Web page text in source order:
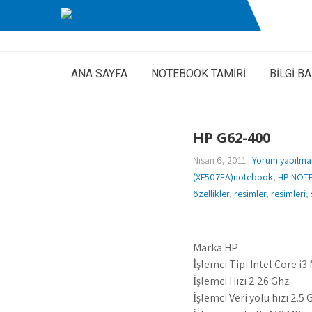
ANA SAYFA NOTEBOOK TAMİRİ BİLGİ
HP G62-400
Nisan 6, 2011 | Yorum
(XF507EA)notebook, HP
özellikler, resimler, resimleri,
Marka HP
İşlemci Tipi Intel Core i3
İşlemci Hızı 2.26 Ghz
İşlemci Veri yolu hızı 2.5